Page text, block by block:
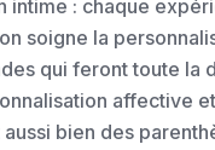
intime : chaque
soigne la
qui feront toute la
affective
bien des